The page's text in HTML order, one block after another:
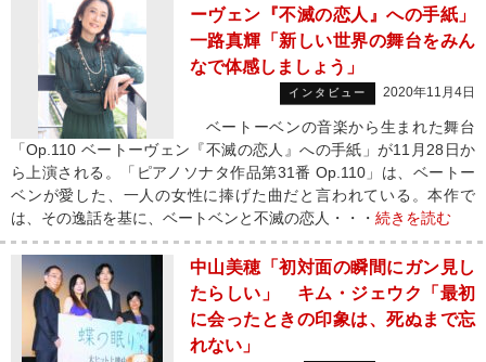
ーヴェン『不滅の恋人』への手紙」
一路真輝「新しい世界の舞台をみん
なで体感しましょう」
インタビュー 2020年11月4日
ベートーベンの音楽から生まれた舞台
「Op.110 ベートーヴェン『不滅の恋人』への手紙」が11月28日か
ら上演される。「ピアノソナタ作品第31番 Op.110」は、ベートー
ベンが愛した、一人の女性に捧げた曲だと言われている。本作で
は、その逸話を基に、ベートベンと不滅の恋人・・・ 続きを読む
中山美穂「初対面の瞬間にガン見し
たらしい」 キム・ジェウク「最初
に会ったときの印象は、死ぬまで忘
れない」